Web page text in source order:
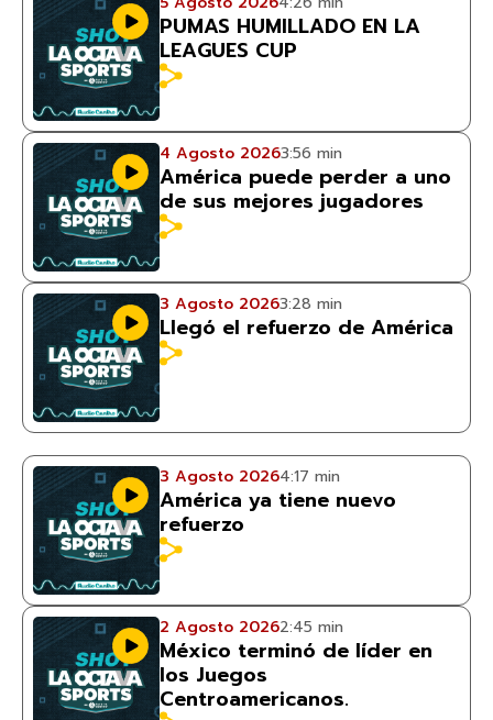
PUMAS HUMILLADO EN LA
LEAGUES CUP
4 Agosto 20263:56 min
América puede perder a uno
de sus mejores jugadores
3 Agosto 20263:28 min
Llegó el refuerzo de América
3 Agosto 20264:17 min
América ya tiene nuevo
refuerzo
2 Agosto 20262:45 min
México terminó de líder en
los Juegos
Centroamericanos.